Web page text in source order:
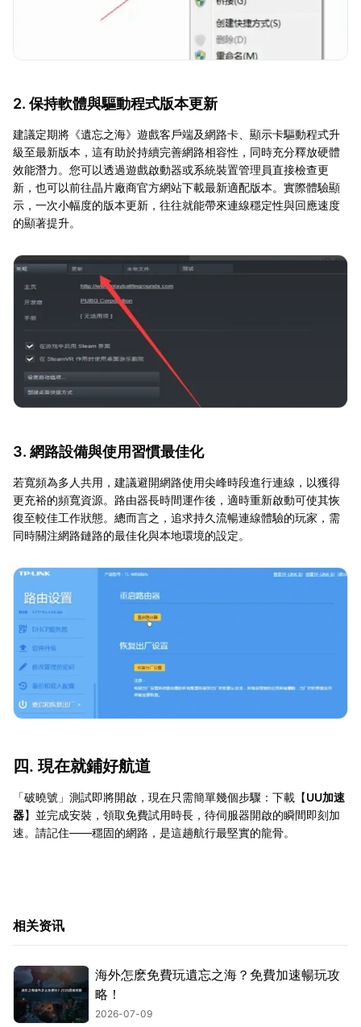
2. 保持軟體與驅動程式版本更新
建議定期將《遺忘之海》遊戲客戶端及網路卡、顯示卡驅動程式升
級至最新版本，這有助於持續完善網路相容性，同時充分釋放硬體
效能潛力。您可以透過遊戲啟動器或系統裝置管理員直接檢查更
新，也可以前往晶片廠商官方網站下載最新適配版本。實際體驗顯
示，一次小幅度的版本更新，往往就能帶來連線穩定性與回應速度
的顯著提升。
3. 網路設備與使用習慣最佳化
若寬頻為多人共用，建議避開網路使用尖峰時段進行連線，以獲得
更充裕的頻寬資源。路由器長時間運作後，適時重新啟動可使其恢
復至較佳工作狀態。總而言之，追求持久流暢連線體驗的玩家，需
同時關注網路鏈路的最佳化與本地環境的設定。
四. 現在就鋪好航道
「破曉號」測試即將開啟，現在只需簡單幾個步驟：下載【UU加速
器】並完成安裝，領取免費試用時長，待伺服器開啟的瞬間即刻加
速。請記住——穩固的網路，是這趟航行最堅實的龍骨。
相关资讯
海外怎麽免費玩遺忘之海？免費加速暢玩攻
略！
2026-07-09